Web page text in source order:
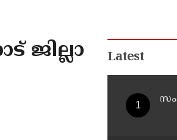
ജില്ലാ
Latest